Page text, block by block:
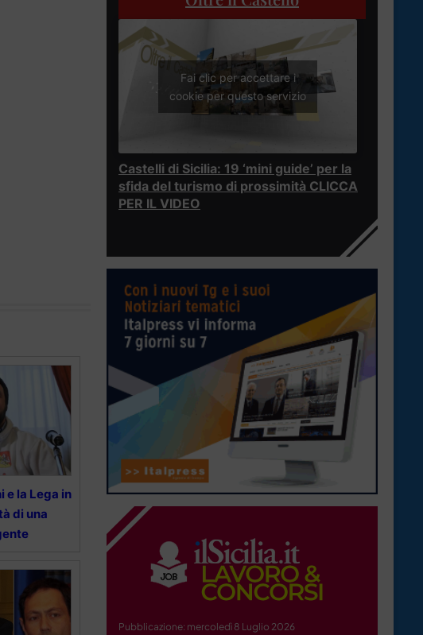
e la Lega in
di una
Fai clic per accettare i
cookie per questo servizio
Castelli di Sicilia: 19 ‘mini guide’ per la
sfida del turismo di prossimità CLICCA
PER IL VIDEO
Pubblicazione: mercoledì 8 Luglio 2026